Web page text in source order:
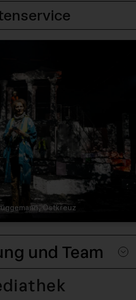
Ostkreuz
und Team